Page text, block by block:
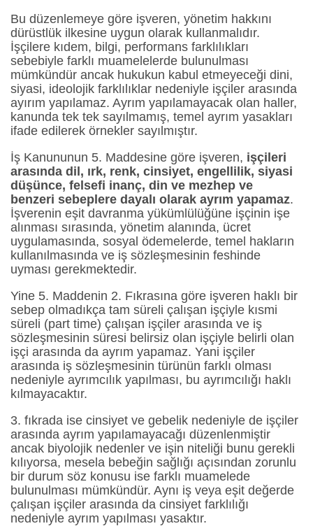
Bu düzenlemeye göre işveren, yönetim hakkını
dürüstlük ilkesine uygun olarak kullanmalıdır.
İşçilere kıdem, bilgi, performans farklılıkları
sebebiyle farklı muamelelerde bulunulması
mümkündür ancak hukukun kabul etmeyeceği dini,
siyasi, ideolojik farklılıklar nedeniyle işçiler arasında
ayırım yapılamaz. Ayrım yapılamayacak olan haller,
kanunda tek tek sayılmamış, temel ayrım yasakları
ifade edilerek örnekler sayılmıştır.
İş Kanununun 5. Maddesine göre işveren, işçileri
arasında dil, ırk, renk, cinsiyet, engellilik, siyasi
düşünce, felsefi inanç, din ve mezhep ve
benzeri sebeplere dayalı olarak ayrım yapamaz.
İşverenin eşit davranma yükümlülüğüne işçinin işe
alınması sırasında, yönetim alanında, ücret
uygulamasında, sosyal ödemelerde, temel hakların
kullanılmasında ve iş sözleşmesinin feshinde
uyması gerekmektedir.
Yine 5. Maddenin 2. Fıkrasına göre işveren haklı bir
sebep olmadıkça tam süreli çalışan işçiyle kısmi
süreli (part time) çalışan işçiler arasında ve iş
sözleşmesinin süresi belirsiz olan işçiyle belirli olan
işçi arasında da ayrım yapamaz. Yani işçiler
arasında iş sözleşmesinin türünün farklı olması
nedeniyle ayrımcılık yapılması, bu ayrımcılığı haklı
kılmayacaktır.
3. fıkrada ise cinsiyet ve gebelik nedeniyle de işçiler
arasında ayrım yapılamayacağı düzenlenmiştir
ancak biyolojik nedenler ve işin niteliği bunu gerekli
kılıyorsa, mesela bebeğin sağlığı açısından zorunlu
bir durum söz konusu ise farklı muamelede
bulunulması mümkündür. Aynı iş veya eşit değerde
çalışan işçiler arasında da cinsiyet farklılığı
nedeniyle ayrım yapılması yasaktır.